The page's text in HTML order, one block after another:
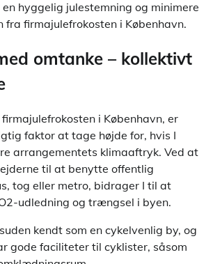
hyggelig julestemning og minimere
fra firmajulefrokosten i København.
omtanke – kollektivt
i København, er
faktor at tage højde for, hvis I
arrangementets klimaaftryk. Ved at
til at benytte offentlig
tog eller metro, bidrager I til at
udledning og trængsel i byen.
kendt som en cykelvenlig by, og
gode faciliteter til cyklister, såsom